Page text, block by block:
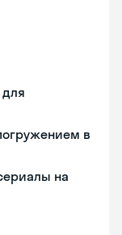
для
в
на